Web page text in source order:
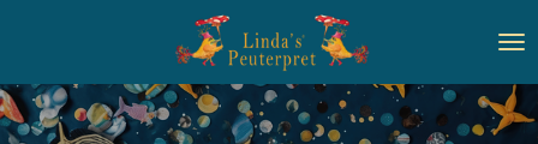
naar
de